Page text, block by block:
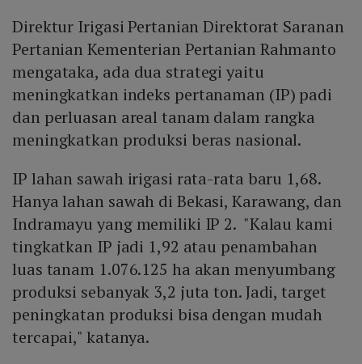
Direktur Irigasi Pertanian Direktorat Saranan
Pertanian Kementerian Pertanian Rahmanto
mengataka, ada dua strategi yaitu
meningkatkan indeks pertanaman (IP) padi
dan perluasan areal tanam dalam rangka
meningkatkan produksi beras nasional.
IP lahan sawah irigasi rata-rata baru 1,68.
Hanya lahan sawah di Bekasi, Karawang, dan
Indramayu yang memiliki IP 2. "Kalau kami
tingkatkan IP jadi 1,92 atau penambahan
luas tanam 1.076.125 ha akan menyumbang
produksi sebanyak 3,2 juta ton. Jadi, target
peningkatan produksi bisa dengan mudah
tercapai," katanya.